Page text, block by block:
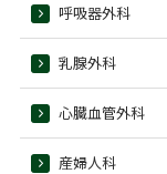
呼吸器外科
乳腺外科
心臓血管外科
産婦人科